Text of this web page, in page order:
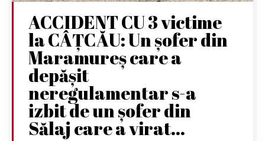
ACCIDENT CU 3 victime
la CÂȚCĂU: Un șofer din
Maramureș care a
depășit
neregulamentar s-a
izbit de un șofer din
Sălaj care a virat...